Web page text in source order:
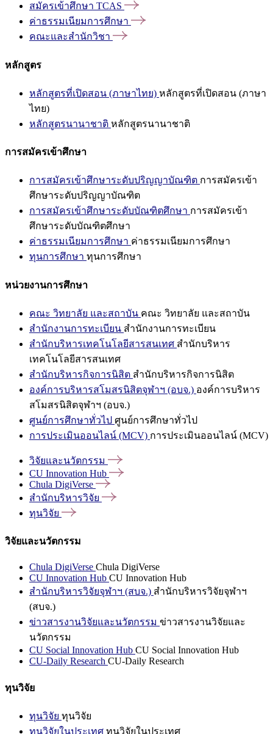
สมัครเข้าศึกษา TCAS
ค่าธรรมเนียมการศึกษา
คณะและสำนักวิชา
หลักสูตร
หลักสูตรที่เปิดสอน (ภาษาไทย) หลักสูตรที่เปิดสอน (ภาษา
ไทย)
หลักสูตรนานาชาติ หลักสูตรนานาชาติ
การสมัครเข้าศึกษา
การสมัครเข้าศึกษาระดับปริญญาบัณฑิต การสมัครเข้า
ศึกษาระดับปริญญาบัณฑิต
การสมัครเข้าศึกษาระดับบัณฑิตศึกษา การสมัครเข้า
ศึกษาระดับบัณฑิตศึกษา
ค่าธรรมเนียมการศึกษา ค่าธรรมเนียมการศึกษา
ทุนการศึกษา ทุนการศึกษา
หน่วยงานการศึกษา
คณะ วิทยาลัย และสถาบัน คณะ วิทยาลัย และสถาบัน
สำนักงานการทะเบียน สำนักงานการทะเบียน
สำนักบริหารเทคโนโลยีสารสนเทศ สำนักบริหาร
เทคโนโลยีสารสนเทศ
สำนักบริหารกิจการนิสิต สำนักบริหารกิจการนิสิต
องค์การบริหารสโมสรนิสิตจุฬาฯ (อบจ.) องค์การบริหาร
สโมสรนิสิตจุฬาฯ (อบจ.)
ศูนย์การศึกษาทั่วไป ศูนย์การศึกษาทั่วไป
การประเมินออนไลน์ (MCV) การประเมินออนไลน์ (MCV)
วิจัยและนวัตกรรม
CU Innovation Hub
Chula DigiVerse
สำนักบริหารวิจัย
ทุนวิจัย
วิจัยและนวัตกรรม
Chula DigiVerse Chula DigiVerse
CU Innovation Hub CU Innovation Hub
สำนักบริหารวิจัยจุฬาฯ (สบจ.) สำนักบริหารวิจัยจุฬาฯ
(สบจ.)
ข่าวสารงานวิจัยและนวัตกรรม ข่าวสารงานวิจัยและ
นวัตกรรม
CU Social Innovation Hub CU Social Innovation Hub
CU-Daily Research CU-Daily Research
ทุนวิจัย
ทุนวิจัย ทุนวิจัย
ทุนวิจัยในประเทศ ทุนวิจัยในประเทศ